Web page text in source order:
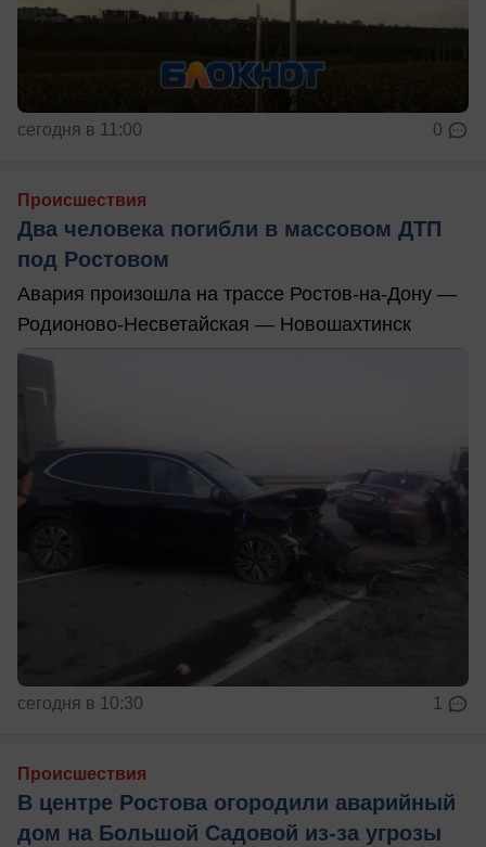
сегодня в 11:00 0
Происшествия
Два человека погибли в массовом ДТП
под Ростовом
Авария произошла на трассе Ростов-на-Дону —
Родионово-Несветайская — Новошахтинск
сегодня в 10:30 1
Происшествия
В центре Ростова огородили аварийный
дом на Большой Садовой из-за угрозы